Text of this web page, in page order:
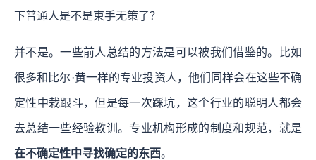
下普通人是不是束手无策了？
并不是。一些前人总结的方法是可以被我们借鉴的。比如
很多和比尔·黄一样的专业投资人，他们同样会在这些不确
定性中栽跟斗，但是每一次踩坑，这个行业的聪明人都会
去总结一些经验教训。专业机构形成的制度和规范，就是
在不确定性中寻找确定的东西。